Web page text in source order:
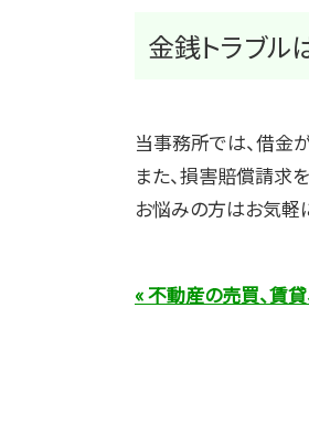
金銭トラブ
当事務所では、借金
また、損害賠償請求
お悩みの方はお気軽
« 不動産の売買、賃